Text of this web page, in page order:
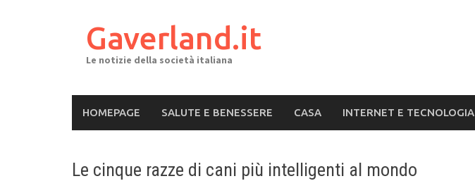
Gaverland.it
Le notizie della società italiana
HOMEPAGE SALUTE E BENESSERE CASA INTERNET E TECNOLOGIA
Le cinque razze di cani più intelligenti al mondo